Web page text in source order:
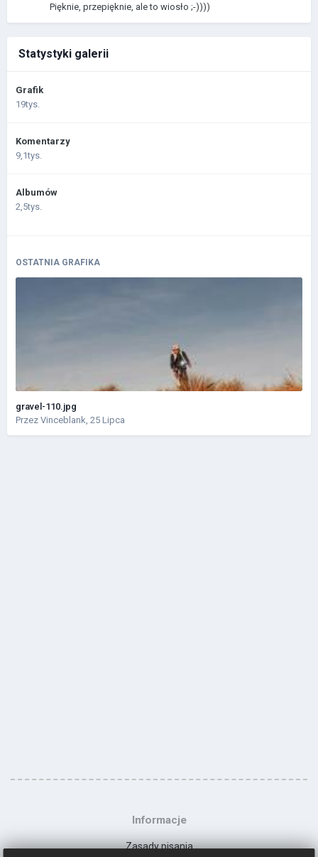
Pięknie, przepięknie, ale to wiosło ;-))))
Statystyki galerii
Grafik
19tys.
Komentarzy
9,1tys.
Albumów
2,5tys.
OSTATNIA GRAFIKA
gravel-110.jpg
Przez Vinceblank, 25 Lipca
Informacje
Zasady pisania